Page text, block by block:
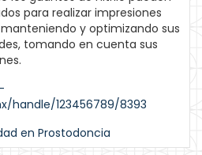
para realizar impresiones
y optimizando sus
tomando en cuenta sus
handle/123456789/8393
en Prostodoncia